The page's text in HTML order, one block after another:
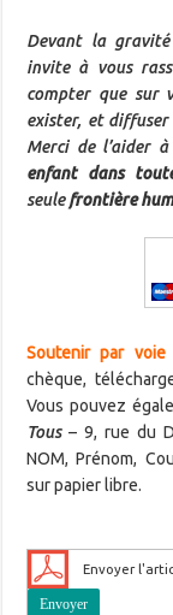
Devant la
invite à vous
compter que sur
exister, et diffuser
Merci de l’aider
enfant dans
seulefrontière
Soutenir par voie
chèque,
Vous pouvez
Tous– 9, rue du
NOM, Prénom,
sur papier libre.
Envoyer